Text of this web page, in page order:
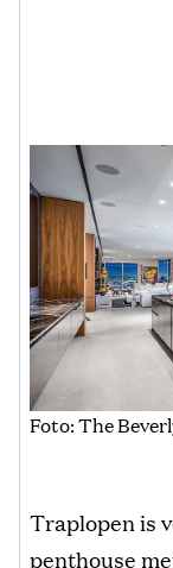
Foto: The
Traplopen is
penthouse